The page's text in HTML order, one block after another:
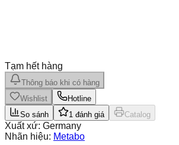
Tạm hết hàng
Thông báo khi có hàng
Wishlist
Hotline
So sánh
1 đánh giá Catalog
Xuất xứ: Germany
Nhãn hiệu: Metabo